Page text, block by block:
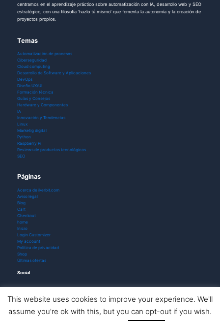
centramos en el aprendizaje práctico sobre automatización con IA, desarrollo web y SEO
estratégico, con una filosofía 'hazlo tú mismo' que fomenta la autonomía y la creación de
proyectos propios.
Temas
Automatización de procesos
Ciberseguridad
Cloud computing
Desarrollo de Software y Aplicaciones
DevOps
Diseño UX/UI
Formación técnica
Guías y Consejos
Hardware y Componentes
IA
Innovación y Tendencias
Linux
Marketig digital
Python
Raspberry Pi
Reviews de productos tecnológicos
SEO
Páginas
Acerca de ikerbit.com
Aviso legal
Blog
Cart
Checkout
home
Inicio
Login Customizer
My account
Política de privacidad
Shop
Últimas ofertas
Social
Todos los derechos © 2026 ikerbit |Aviso de afiliación
This website uses cookies to improve your experience. We'll
assume you're ok with this, but you can opt-out if you wish.